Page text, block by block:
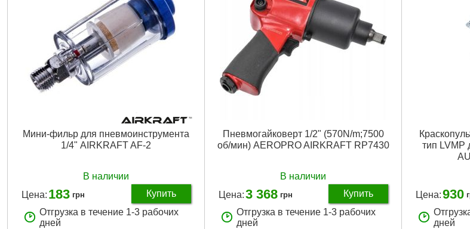
Мини-фильр для пневмоинструмента
1/4" AIRKRAFT AF-2
В наличии
Цена: 183 грн
Купить
Отгрузка в течение 1-3 рабочих
дней
Пневмогайковерт 1/2" (570N/m;7500
об/мин) AEROPRO AIRKRAFT RP7430
В наличии
Цена:3 368 грн
Купить
Отгрузка в течение 1-3 рабочих
дней
тип LVMP
Цена:930
дней